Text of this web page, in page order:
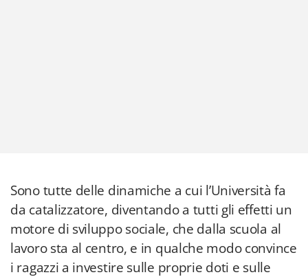
Sono tutte delle dinamiche a cui l’Università fa
da catalizzatore, diventando a tutti gli effetti un
motore di sviluppo sociale, che dalla scuola al
lavoro sta al centro, e in qualche modo convince
i ragazzi a investire sulle proprie doti e sulle